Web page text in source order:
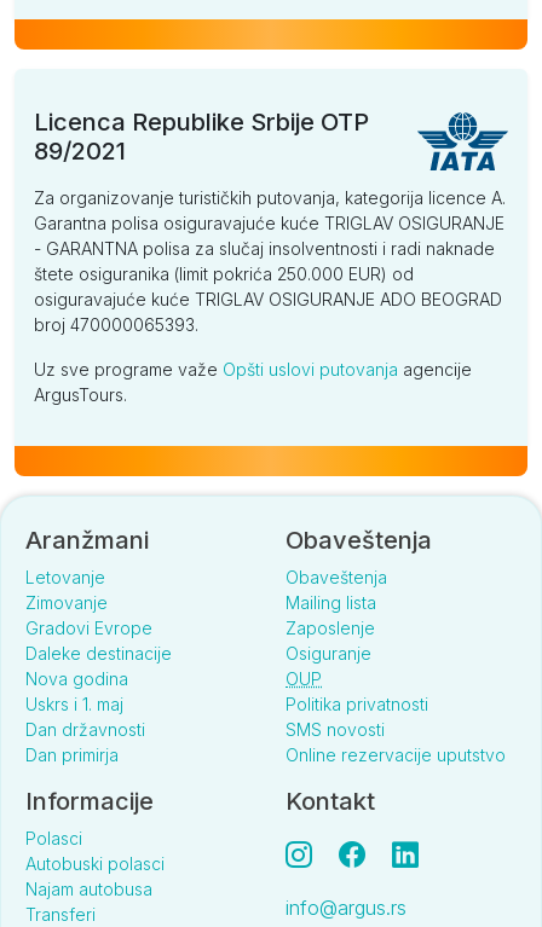
Licenca Republike Srbije OTP
89/2021
Za organizovanje turističkih putovanja, kategorija licence A.
Garantna polisa osiguravajuće kuće TRIGLAV OSIGURANJE
- GARANTNA polisa za slučaj insolventnosti i radi naknade
štete osiguranika (limit pokrića 250.000 EUR) od
osiguravajuće kuće TRIGLAV OSIGURANJE ADO BEOGRAD
broj 470000065393.
Uz sve programe važe Opšti uslovi putovanja agencije
ArgusTours.
Aranžmani
Letovanje
Zimovanje
Gradovi Evrope
Daleke destinacije
Nova godina
Uskrs i 1. maj
Dan državnosti
Dan primirja
Obaveštenja
Obaveštenja
Mailing lista
Zaposlenje
Osiguranje
OUP
Politika privatnosti
SMS novosti
Online rezervacije uputstvo
Informacije
Polasci
Autobuski polasci
Najam autobusa
Transferi
Kontakt
info@argus.rs